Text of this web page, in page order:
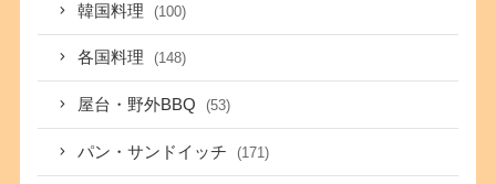
韓国料理 (100)
各国料理 (148)
屋台・野外BBQ (53)
パン・サンドイッチ (171)